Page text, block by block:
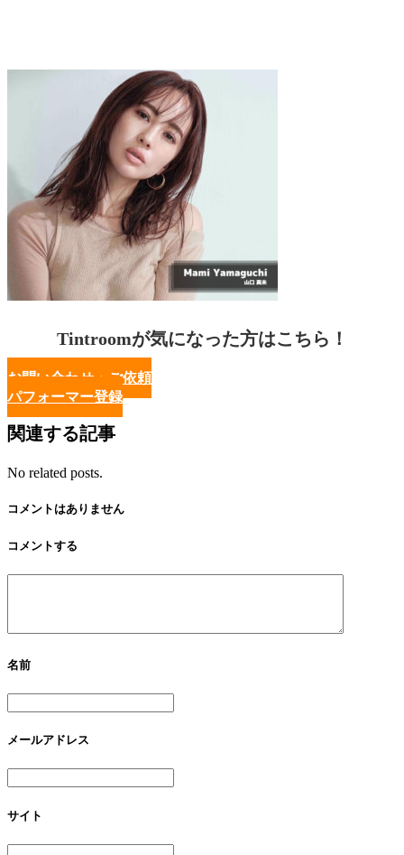
Tintroomが気になった方はこちら！
お問い合わせ・ご依頼
パフォーマー登録
関連する記事
No related posts.
コメントはありません
コメントする
名前
メールアドレス
サイト